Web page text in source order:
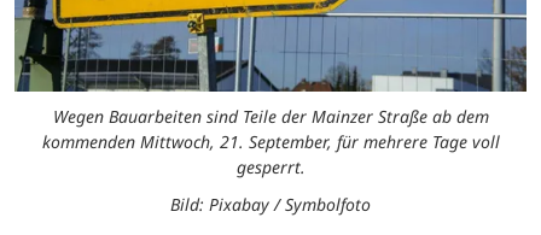
Wegen Bauarbeiten sind Teile der Mainzer Straße ab dem
kommenden Mittwoch, 21. September, für mehrere Tage voll
gesperrt.
Bild: Pixabay / Symbolfoto